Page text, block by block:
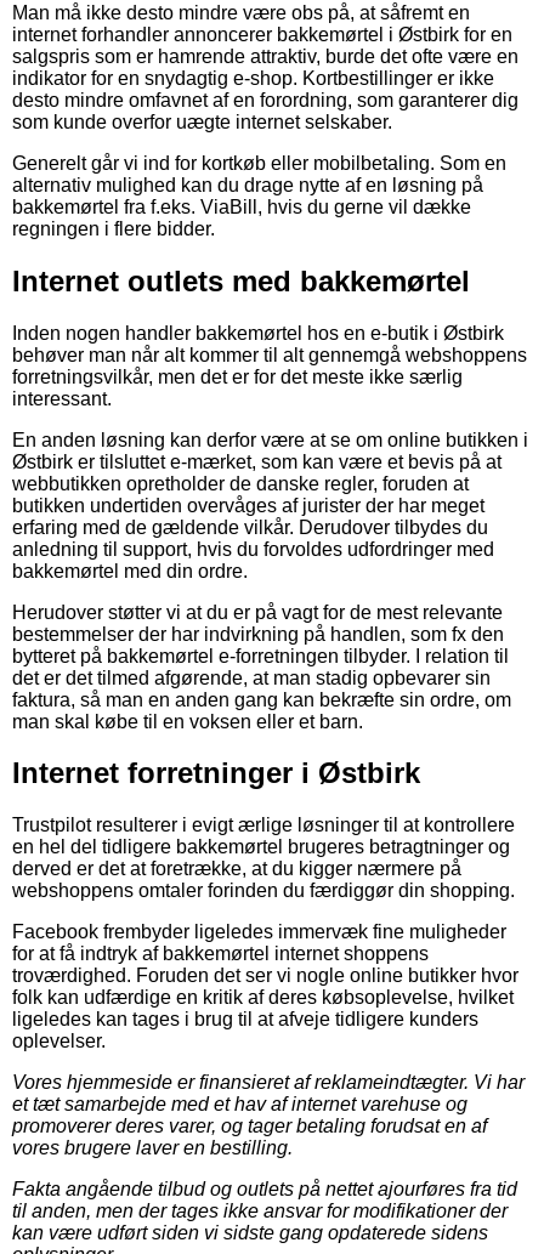
Man må ikke desto mindre være obs på, at såfremt en
internet forhandler annoncerer bakkemørtel i Østbirk for en
salgspris som er hamrende attraktiv, burde det ofte være en
indikator for en snydagtig e-shop. Kortbestillinger er ikke
desto mindre omfavnet af en forordning, som garanterer dig
som kunde overfor uægte internet selskaber.
Generelt går vi ind for kortkøb eller mobilbetaling. Som en
alternativ mulighed kan du drage nytte af en løsning på
bakkemørtel fra f.eks. ViaBill, hvis du gerne vil dække
regningen i flere bidder.
Internet outlets med bakkemørtel
Inden nogen handler bakkemørtel hos en e-butik i Østbirk
behøver man når alt kommer til alt gennemgå webshoppens
forretningsvilkår, men det er for det meste ikke særlig
interessant.
En anden løsning kan derfor være at se om online butikken i
Østbirk er tilsluttet e-mærket, som kan være et bevis på at
webbutikken opretholder de danske regler, foruden at
butikken undertiden overvåges af jurister der har meget
erfaring med de gældende vilkår. Derudover tilbydes du
anledning til support, hvis du forvoldes udfordringer med
bakkemørtel med din ordre.
Herudover støtter vi at du er på vagt for de mest relevante
bestemmelser der har indvirkning på handlen, som fx den
bytteret på bakkemørtel e-forretningen tilbyder. I relation til
det er det tilmed afgørende, at man stadig opbevarer sin
faktura, så man en anden gang kan bekræfte sin ordre, om
man skal købe til en voksen eller et barn.
Internet forretninger i Østbirk
Trustpilot resulterer i evigt ærlige løsninger til at kontrollere
en hel del tidligere bakkemørtel brugeres betragtninger og
derved er det at foretrække, at du kigger nærmere på
webshoppens omtaler forinden du færdiggør din shopping.
Facebook frembyder ligeledes immervæk fine muligheder
for at få indtryk af bakkemørtel internet shoppens
troværdighed. Foruden det ser vi nogle online butikker hvor
folk kan udfærdige en kritik af deres købsoplevelse, hvilket
ligeledes kan tages i brug til at afveje tidligere kunders
oplevelser.
Vores hjemmeside er finansieret af reklameindtægter. Vi har
et tæt samarbejde med et hav af internet varehuse og
promoverer deres varer, og tager betaling forudsat en af
vores brugere laver en bestilling.
Fakta angående tilbud og outlets på nettet ajourføres fra tid
til anden, men der tages ikke ansvar for modifikationer der
kan være udført siden vi sidste gang opdaterede sidens